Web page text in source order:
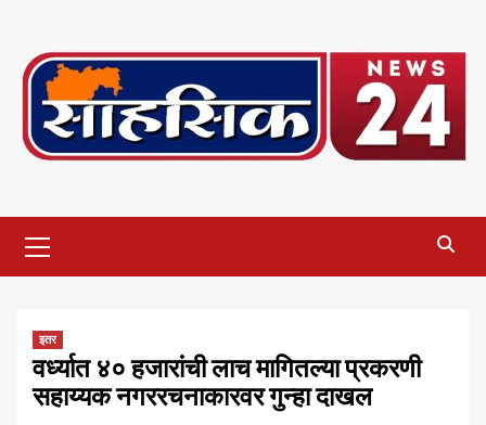
content
Menu
इतर
वर्ध्यात ४० हजारांची लाच मागितल्या प्रकरणी
सहाय्यक नगररचनाकारवर गुन्हा दाखल